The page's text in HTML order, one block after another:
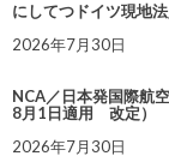
にしてつドイツ現地
2026年7月30日
NCA／日本発国際航
8月1日適用 改定）
2026年7月30日